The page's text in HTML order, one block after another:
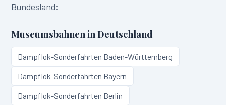
Bundesland:
Museumsbahnen in Deutschland
Dampflok-Sonderfahrten Baden-Württemberg
Dampflok-Sonderfahrten Bayern
Dampflok-Sonderfahrten Berlin